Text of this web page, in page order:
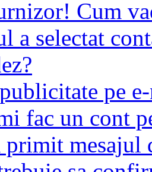
Cum
a selectat
pe
fac un cont
primit mesajul